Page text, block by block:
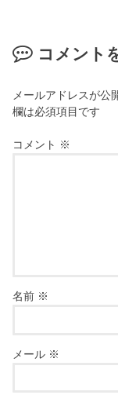
コメント
メールアドレスが公
欄は必須項目です
コメント ※
名前 ※
メール ※